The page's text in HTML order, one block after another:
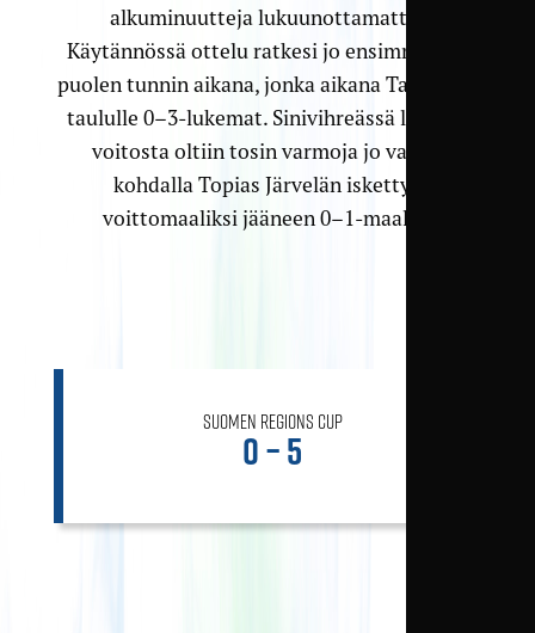
alkuminuutteja lukuunottamatta.
Käytännössä ottelu ratkesi jo ensimmäisen
puolen tunnin aikana, jonka aikana TamU iski
taululle 0–3-lukemat. Sinivihreässä leirissä
voitosta oltiin tosin varmoja jo vartin
kohdalla Topias Järvelän iskettyä
voittomaaliksi jääneen 0–1-maalin.
Suomen Regions Cup
0 – 5